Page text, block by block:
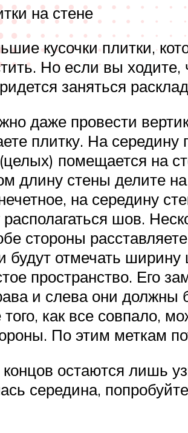
на стене
кусочки плитки,
Но если вы
заняться
даже провести
плитку. На
помещается на
длину стены делите
на середину
шов.
стороны
будут отмечать ширину
пространство. Его
и слева они
как все совпало,
По этим меткам
остаются лишь
середина,